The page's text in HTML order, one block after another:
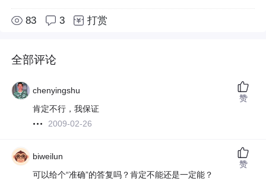
83 3 打赏
全部评论
chenyingshu
肯定不行，我保证
2009-02-26
赞
biweilun
可以给个“准确”的答复吗？肯定不能还是一定能？
赞